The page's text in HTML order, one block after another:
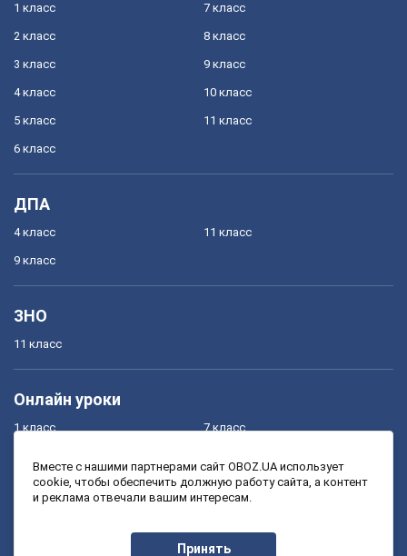
1 класс
2 класс
3 класс
4 класс
5 класс
6 класс
7 класс
8 класс
9 класс
10 класс
11 класс
ДПА
4 класс
9 класс
11 класс
ЗНО
11 класс
Онлайн уроки
1 класс
3 класс
7 класс
9 класс
Вместе с нашими партнерами сайт OBOZ.UA использует
cookie, чтобы обеспечить должную работу сайта, а контент
и реклама отвечали вашим интересам.
Принять